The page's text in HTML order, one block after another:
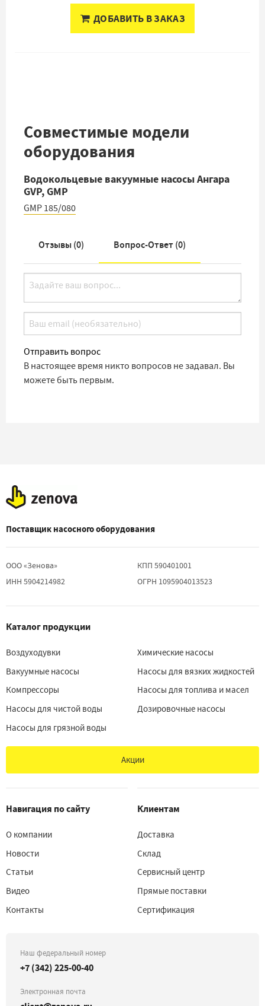
ДОБАВИТЬ В ЗАКАЗ
Совместимые модели
оборудования
Водокольцевые вакуумные насосы Ангара
GVP, GMP
GMP 185/080
Отзывы (0) Вопрос-Ответ (0)
Отправить вопрос
В настоящее время никто вопросов не задавал. Вы
можете быть первым.
Поставщик насосного оборудования
ООО «Зенова»
ИНН 5904214982
КПП 590401001
ОГРН 1095904013523
Каталог продукции
Воздуходувки
Вакуумные насосы
Компрессоры
Насосы для чистой воды
Насосы для грязной воды
Химические насосы
Насосы для вязких жидкостей
Насосы для топлива и масел
Дозировочные насосы
Акции
Навигация по сайту
О компании
Новости
Статьи
Видео
Контакты
Клиентам
Доставка
Склад
Сервисный центр
Прямые поставки
Сертификация
Наш федеральный номер
+7 (342) 225-00-40
Электронная почта